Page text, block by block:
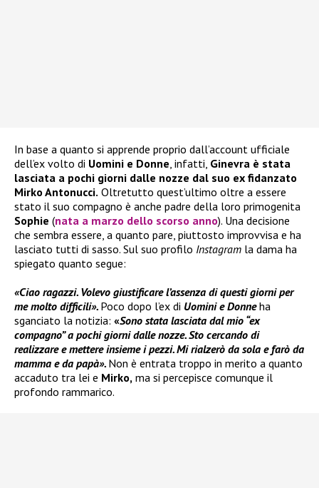
In base a quanto si apprende proprio dall’account ufficiale
dell’ex volto di Uomini e Donne , infatti, Ginevra è stata
lasciata a pochi giorni dalle nozze dal suo ex fidanzato
Mirko Antonucci. Oltretutto quest’ultimo oltre a essere
stato il suo compagno è anche padre della loro primogenita
Sophie (nata a marzo dello scorso anno). Una decisione
che sembra essere, a quanto pare, piuttosto improvvisa e ha
lasciato tutti di sasso. Sul suo profilo Instagram la dama ha
spiegato quanto segue:
«Ciao ragazzi. Volevo giustificare l’assenza di questi giorni per
me molto difficili». Poco dopo l’ex di Uomini e Donneha
sganciato la notizia: «Sono stata lasciata dal mio “ex
compagno” a pochi giorni dalle nozze. Sto cercando di
realizzare e mettere insieme i pezzi. Mi rialzerò da sola e farò da
mamma e da papà». Non è entrata troppo in merito a quanto
accaduto tra lei e Mirko, ma si percepisce comunque il
profondo rammarico.